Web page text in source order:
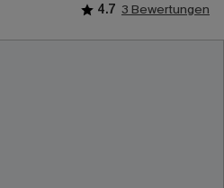
4.7 3 Bewertungen